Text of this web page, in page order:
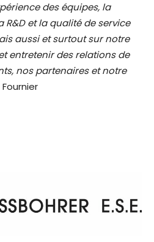
des équipes, la
et la qualité de service
aussi et surtout sur notre
entretenir des relations de
nos partenaires et notre